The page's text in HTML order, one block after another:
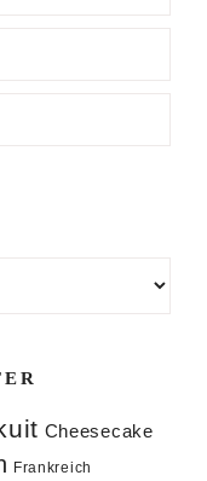
Cheesecake
Frankreich